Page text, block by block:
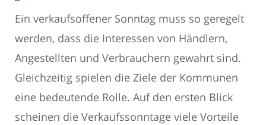
Ein verkaufsoffener Sonntag muss so geregelt
werden, dass die Interessen von Händlern,
Angestellten und Verbrauchern gewahrt sind.
Gleichzeitig spielen die Ziele der Kommunen
eine bedeutende Rolle. Auf den ersten Blick
scheinen die Verkaufssonntage viele Vorteile